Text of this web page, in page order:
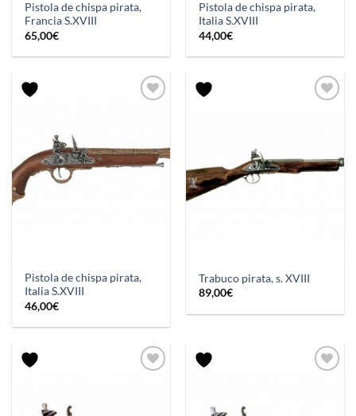
Pistola de chispa pirata,
Francia S.XVIII
65,00€
Pistola de chispa pirata,
Italia S.XVIII
44,00€
Pistola de chispa pirata,
Italia S.XVIII
46,00€
Trabuco pirata, s. XVIII
89,00€